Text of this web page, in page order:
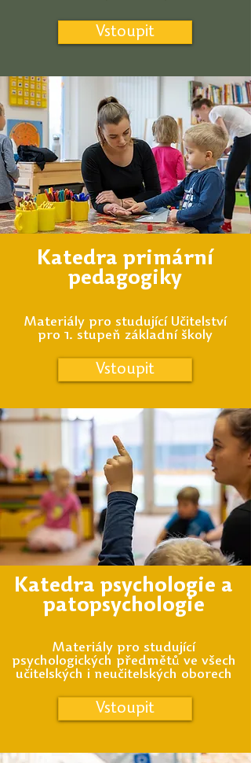
Vstoupit
Katedra primární
pedagogiky
Materiály pro studující Učitelství
pro 1. stupeň základní školy
Vstoupit
Katedra psychologie a
patopsychologie
Materiály pro studující
psychologických předmětů ve všech
učitelských i neučitelských oborech
Vstoupit